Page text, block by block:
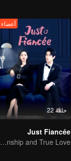
حلقة 22
أعضاء
Just Fiancée
The Contract Lover - Fake Relationship and True Love